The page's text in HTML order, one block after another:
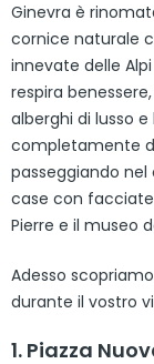
Ginevra è
cornice naturale
innevate delle
respira
alberghi di lusso
completamente
passeggiando
case con
Pierre e il museo
Adesso
durante il vostro
1. Piazza